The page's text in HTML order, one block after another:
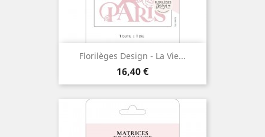
Florilèges Design - La Vie...
Prix
16,40 €